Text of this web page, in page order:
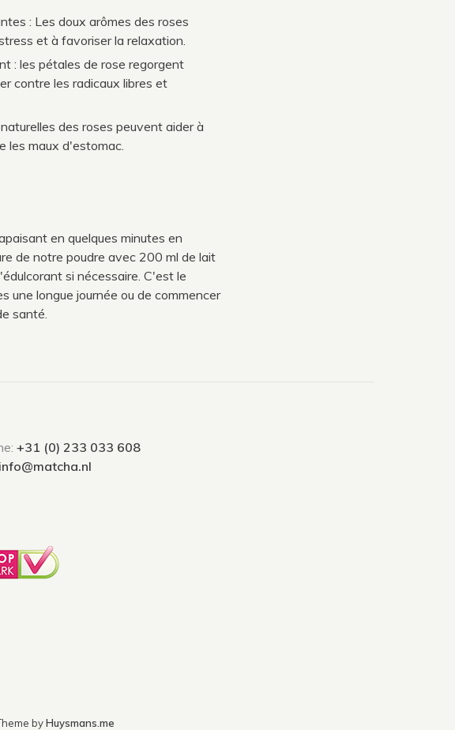
: Les doux arômes des roses
et à favoriser la relaxation.
: les pétales de rose regorgent
contre les radicaux libres et
des roses peuvent aider à
les maux d'estomac.
en quelques minutes en
de notre poudre avec 200 ml de lait
si nécessaire. C'est le
une longue journée ou de commencer
santé.
+31 (0) 233 033 608
info@matcha.nl
byHuysmans.me